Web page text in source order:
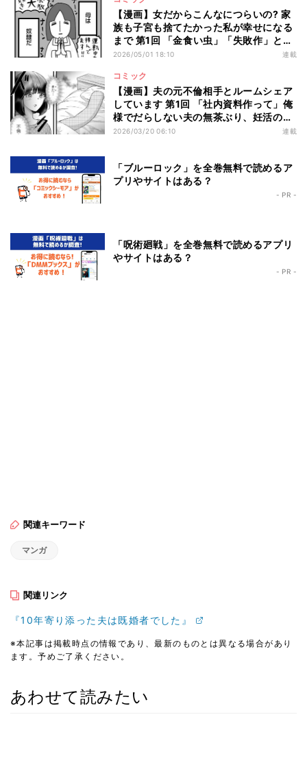
【漫画】女だからこんなにつらいの? 家
族も子宮も捨てたかった私が幸せになる
まで 第1回 「金食い虫」「失敗作」と言
われ…理不尽な父と奴隷の母、これが私
2026/05/01 18:10 連載
コミック
【漫画】夫の元不倫相手とルームシェア
しています 第1回 「社内資料作って」俺
様でだらしない夫の無茶ぶり、妊活のた
めに断れない…
2026/03/20 06:10 連載
「ブルーロック」を全巻無料で読めるア
プリやサイトはある？
- PR -
「呪術廻戦」を全巻無料で読めるアプリ
やサイトはある？
- PR -
関連キーワード
マンガ
関連リンク
『10年寄り添った夫は既婚者でした』
※本記事は掲載時点の情報であり、最新のものとは異なる場合があり
ます。予めご了承ください。
あわせて読みたい